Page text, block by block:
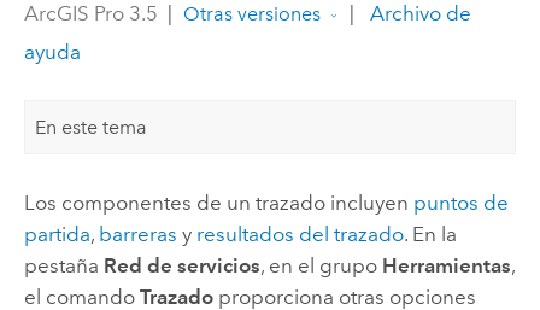
ArcGIS Pro 3.5 Otras versiones
Archivo de
ayuda
En este tema
Los componentes de un trazado incluyen puntos de
partida, barreras y resultados del trazado. En la
pestaña Red de servicios, en el grupo Herramientas,
el comando Trazadoproporciona otras opciones